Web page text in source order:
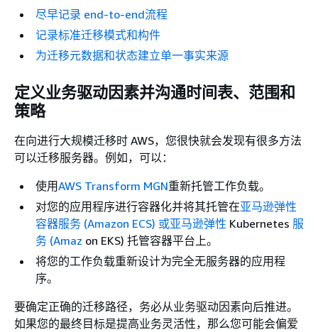
尽早记录 end-to-end流程
记录标准迁移模式和构件
为迁移元数据和状态建立单一事实来源
定义业务驱动因素并沟通时间表、范围和
策略
在向进行大规模迁移时 AWS，您很快就会发现有很多方法
可以迁移服务器。例如，可以：
使用AWS Transform MGN重新托管工作负载。
对您的应用程序进行容器化并将其托管在亚马逊弹性
容器服务 (Amazon ECS) 或亚马逊弹性 Kubernetes 服
务 (Amaz on EKS) 托管容器平台上。
将您的工作负载重新设计为完全无服务器的应用程
序。
要确定正确的迁移路径，务必从业务驱动因素向后推进。
如果您的最终目标是提高业务灵活性，那么您可能会偏爱